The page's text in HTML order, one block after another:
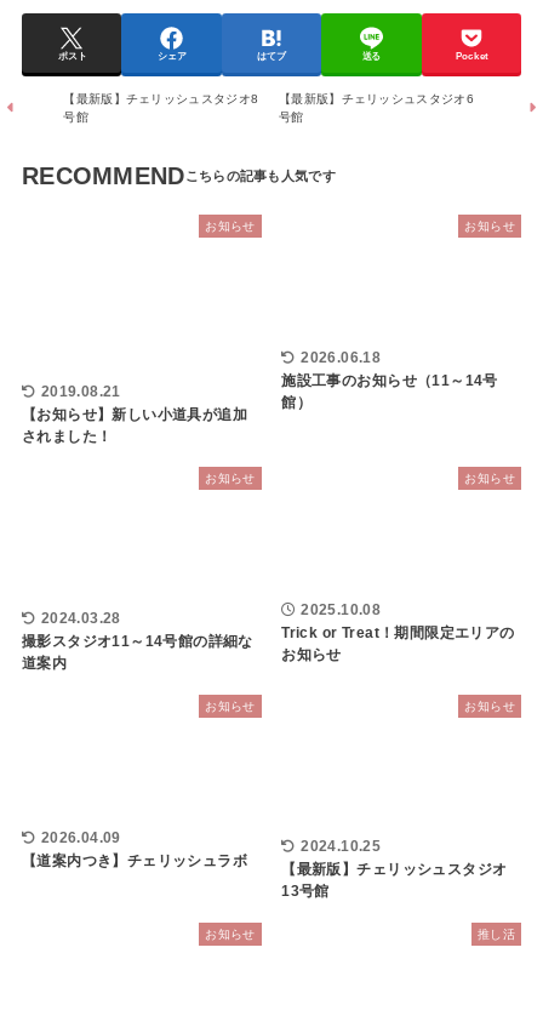
ポスト シェア はてブ 送る Pocket
【最新版】チェリッシュスタジオ8
号館
【最新版】チェリッシュスタジオ6
号館
RECOMMEND
お知らせ
2019.08.21
【お知らせ】新しい小道具が追加
されました！
お知らせ
2026.06.18
施設工事のお知らせ（11～14号
館）
お知らせ
2024.03.28
撮影スタジオ11～14号館の詳細な
道案内
お知らせ
2025.10.08
Trick or Treat！期間限定エリアの
お知らせ
お知らせ
2026.04.09
【道案内つき】チェリッシュラボ
お知らせ
2024.10.25
【最新版】チェリッシュスタジオ
13号館
お知らせ 推し活